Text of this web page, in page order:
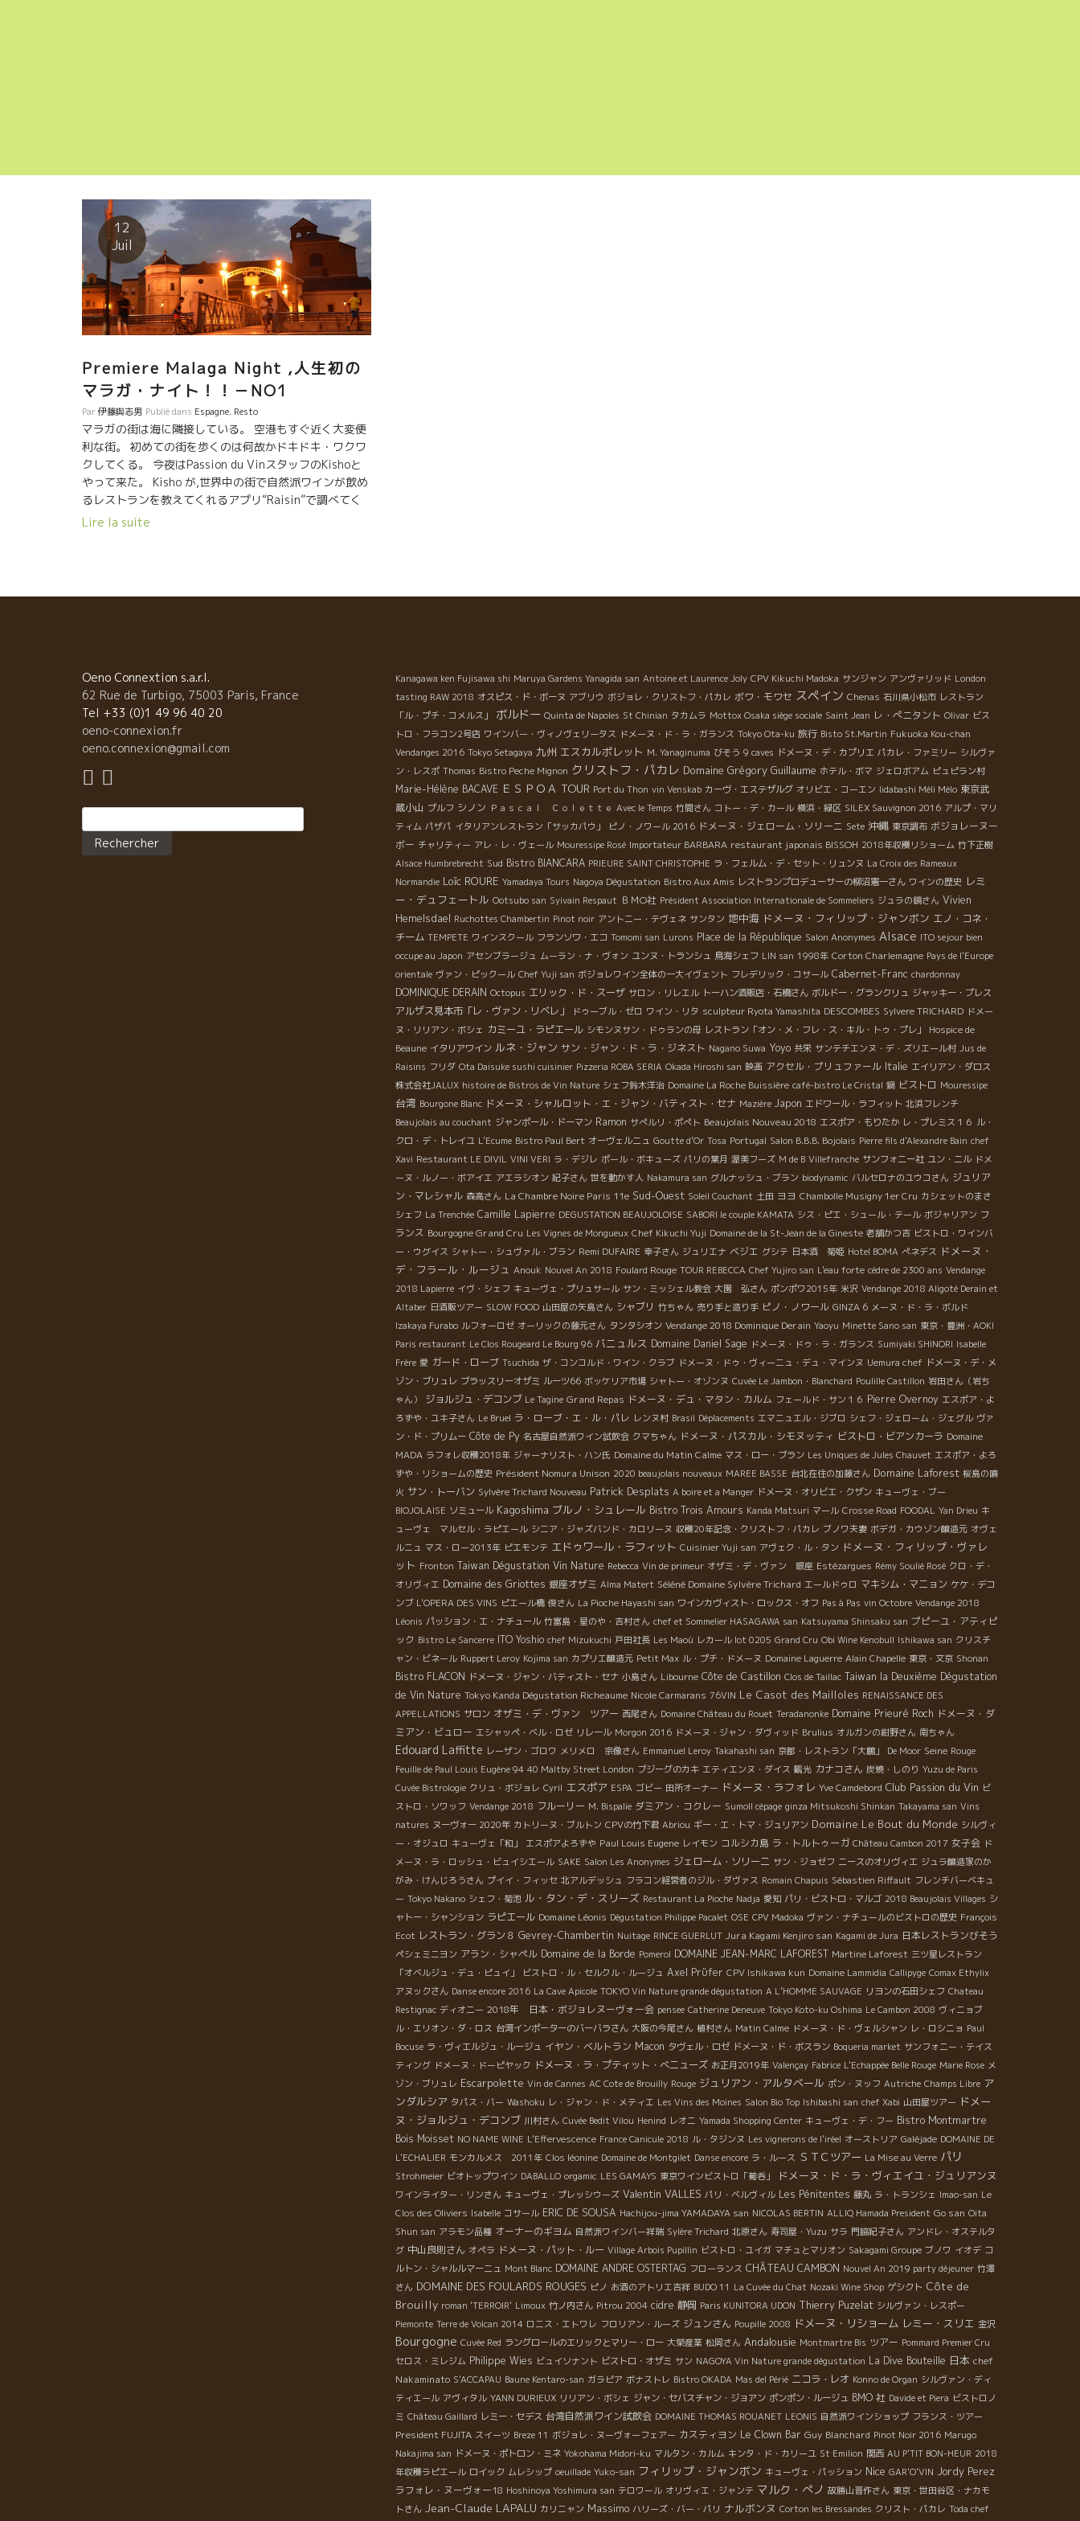
12
Juil
Premiere Malaga Night ,人生初の
マラガ・ナイト！！－NO1
Par伊藤與志男 Publié dans Espagne, Resto
マラガの街は海に隣接している。 空港もすぐ近く大変便
利な街。 初めての街を歩くのは何故かドキドキ・ワクワ
クしてくる。 今夜はPassion du VinスタッフのKishoと
やって来た。 Kisho が,世界中の街で自然派ワインが飲め
るレストランを教えてくれるアプリ“Raisin”で調べてく
れた。 マラガにも自然派ワインが飲めるビストロがある
る。 Kishoの先導で街の中心を歩く。 アンダルシアの夕
食は遅い。 １０時ごろからレストランが込んで来る。 テ
ラスで簡単なものを食べながら楽しむタパス・バーがい
たるところにある。 小路に入ったところ
に粋な店が見えてきた。 そこが自然派ワインが飲めるレ
た。 もうオープンして１５年もたっているとのこと。 店
類のワインが、今夜グラスワインとして提供されている
もの。 客席は２階になっている。 ほぼ満員だった。 海
Lire la suite
Oeno Connextion s.a.r.l.
62 Rue de Turbigo, 75003 Paris, France
Tel +33 (0)1 49 96 40 20
oeno-connexion.fr
oeno.connexion@gmail.com
Kanagawa ken Fujisawa shi Maruya Gardens Yanagida san Antoine et Laurence Joly CPV Kikuchi Madoka サンジャン アンヴァリッド London
tasting RAW 2018 オスピス・ド・ボーヌ アブリウ ボジョレ・クリストフ・パカレ ボワ・モワセ スペイン Chenas 石川県小松市 レストラン
「ル・プチ・コメルス」
ボルドー Quinta de Napoles St Chinian タカムラ Mottox Osaka siège sociale Saint Jean レ・ぺニタント Olivar ビス
トロ・フラコン2号店 ワインバー・ヴィノヴェリータス ドメーヌ・ド・ラ・ガランス Tokyo Ota-ku 旅行 Bisto St.Martin Fukuoka Kou-chan
Vendanges 2016 Tokyo Setagaya 九州 エスカルポレット M. Yanaginuma びそう 9 caves ドメーヌ・デ・カプリエ パカレ・ファミリー シルヴァ
ン・レスポ Thomas Bistro Peche Mignon クリストフ・パカレ Domaine Grégory Guillaume ホテル・ボマ ジェロボアム ピュピラン村
Marie-Hélène BACAVE ＥＳＰＯＡ TOUR Port du Thon vin Venskab カーヴ・エステザルグ オリビエ・コーエン Iidabashi Méli Mélo 東京武
蔵小山 プルフ シノン Ｐａｓｃａｌ Ｃｏｌｅｔｔｅ Avec le Temps 竹間さん コトー・デ・カール 横浜・緑区 SILEX Sauvignon 2016 アルプ・マリ
ティム パザパ イタリアンレストラン「サッカパウ」 ピノ・ノワール 2016 ドメーヌ・ジェローム・ソリーニ Sete 沖縄 東京調布 ボジョレーヌー
ボー チャリティー アレ・レ・ヴェール Mouressipe Rosé Importateur BARBARA restaurant japonais BISSOH 2018年収穫リショーム 竹下正樹
Alsace Humbrebrecht Sud Bistro BIANCARA PRIEURE SAINT CHRISTOPHE ラ・フェルム・デ・セット・リュンヌ La Croix des Rameaux
Normandie Loïc ROURE Yamadaya Tours Nagoya Dégustation Bistro Aux Amis レストランプロデューサーの柳沼憲一さん ワインの歴史 レミ
ー・デュフェートル Ootsubo san Syivain Respaut ＢＭО社 Président Association Internationale de Sommeliers ジュラの鏡さん Vivien
Hemelsdael Ruchottes Chambertin Pinot noir アントニー・テヴェネ サンタン 地中海 ドメーヌ・フィリップ・ジャンボン エノ・コネ・
チーム TEMPETE ワインスクール フランソワ・エコ Tomomi san Lurons Place de la République Salon Anonymes Alsace ITO sejour bien
occupe au Japon アセンブラージュ ムーラン・ナ・ヴォン ユンヌ・トランシュ 鳥海シェフ LIN san 1998年 Corton Charlemagne Pays de l'Europe
orientale ヴァン・ピックール Chef Yuji san ボジョレワイン全体の一大イヴェント フレデリック・コサール Cabernet-Franc chardonnay
DOMINIQUE DERAIN Octopus エリック・ド・スーザ サロン・リレエル トーハン酒販店・石橋さん ボルドー・グランクリュ ジャッキー・プレス
アルザス見本市「レ・ヴァン・リベレ」 ドゥーブル・ゼロ ワイン・リタ sculpteur Ryota Yamashita DESCOMBES Sylvere TRICHARD ドメー
ヌ・リリアン・ボシェ カミーユ・ラピエール シモンヌサン・ドゥランの母 レストラン「オン・メ・フレ・ス・キル・トゥ・プレ」
Hospice de
Beaune イタリアワイン ルネ・ジャン サン・ジャン・ド・ラ・ジネスト Nagano Suwa Yoyo 共栄 サンテチエンヌ・デ・ズリエール村 Jus de
Raisins フリダ Ota Daisuke sushi cuisinier Pizzeria ROBA SERIA Okada Hiroshi san 映画 アクセル・プリュファール Italie エイリアン・ダロス
株式会社JALUX histoire de Bistros de Vin Nature シェフ鈴木洋治 Domaine La Roche Buissière café-bistro Le Cristal 鍋 ビストロ Mouressipe
台湾 Bourgone Blanc ドメーヌ・シャルロット・エ・ジャン・バティスト・セナ Mazière Japon エドワール・ラフィット 北浜フレンチ
Beaujolais au couchant ジャンポール・ドーマン Ramon サぺルリ・ポぺト Beaujolais Nouveau 2018 エスポア・もりたか レ・プレミス１６ ル・
クロ・デ・トレイユ L'Ecume Bistro Paul Bert オーヴェルニュ Goutte d’Or Tosa Portugal Salon B.B.B. Bojolais Pierre fils d'Alexandre Bain chef
Xavi Restaurant LE DIVIL VINI VERI ラ・デジレ ポール・ボキューズ パリの葉月 渥美フーズ M de B Villefranche サンフォニー社 ユン・ニル ドメ
ーヌ・ルノー・ボアイエ アエラシオン 紀子さん 世を動かす人 Nakamura san グルナッシュ・ブラン biodynamic バルセロナのユウコさん ジュリア
ン・マレシャル 森高さん La Chambre Noire Paris 11e Sud-Ouest Soleil Couchant 土田 ヨヨ Chambolle Musigny 1er Cru カシェットのまさ
シェフ La Trenchée Camille Lapierre DEGUSTATION BEAUJOLOISE SABORI le couple KAMATA シス・ピエ・シュール・テール ボジャリアン フ
ランス Bourgogne Grand Cru Les Vignes de Mongueux Chef Kikuchi Yuji Domaine de la St-Jean de la Gineste 老舗かつ吉 ビストロ・ワインバ
ー・ウグイス シャトー・シュヴァル・ブラン Remi DUFAIRE 幸子さん ジュリエナ ベジエ グシテ 日本酒 菊姫 Hotel BOMA ぺネデス ドメーヌ・
デ・フラール・ルージュ Anouk Nouvel An 2018 Foulard Rouge TOUR REBECCA Chef Yujiro san L'eau forte cèdre de 2300 ans Vendange
2018 Lapierre イヴ・シェフ キューヴェ・プリュサール サン・ミッシェル教会 大園 弘さん ポンポワ2015年 米沢 Vendange 2018 Aligoté Derain et
Altaber 日酒販ツアー SLOW FOOD 山田屋の矢島さん シャブリ 竹ちゃん 売り手と造り手 ピノ・ノワール GINZA 6 メーヌ・ド・ラ・ボルド
Izakaya Furabo ルフォーロゼ オーリックの藤元さん タンタシオン Vendange 2018 Dominique Derain Yaoyu Minette Sano san 東京・豊洲・AOKI
Paris restaurant Le Clos Rougeard Le Bourg 96 バニュルス Domaine Daniel Sage ドメーヌ・ドゥ・ラ・ガランス Sumiyaki SHINORI Isabelle
Frère 愛 ガード・ローブ Tsuchida ザ・コンコルド・ワイン・クラブ ドメーヌ・ドゥ・ヴィーニュ・デュ・マインヌ Uemura chef ドメーヌ・デ・メ
ゾン・ブリュレ ブラッスリーオザミ ルーツ66 ボッケリア市場 シャトー・オゾンヌ Cuvée Le Jambon・Blanchard Poulille Castillon 岩田さん（岩ち
ゃん）
ジョルジュ・デコンブ Le Tagine Grand Repas ドメーヌ・デュ・マタン・カルム フェールド・サン１６ Pierre Overnoy エスポア・よ
ろずや・ユキ子さん Le Bruel ラ・ローブ・エ・ル・パレ レンヌ村 Brasil Déplacements エマニュエル・ジブロ シェフ・ジェローム・ジェグル ヴァ
ン・ド・プリムー Côte de Py 名古屋自然派ワイン試飲会 クマちゃん ドメーヌ・パスカル・シモヌッティ ビストロ・ビアンカーラ Domaine
MADA ラフォレ収穫2018年 ジャーナリスト・ハン氏 Domaine du Matin Calme マス・ロー・ブラン Les Uniques de Jules Chauvet エスポア・よろ
ずや・リショームの歴史 Président Nomura Unison 2020 beaujolais nouveaux MAREE BASSE 台北在住の加藤さん Domaine Laforest 桜島の噴
火 サン・トーバン Sylvère Trichard Nouveau Patrick Desplats A boire et a Manger ドメーヌ・オリビエ・クザン キューヴェ・ブー
BIOJOLAISE ソミュール Kagoshima ブルノ・シュレール Bistro Trois Amours Kanda Matsuri マール Crosse Road FOODAL Yan Drieu キ
ューヴェ マルセル・ラピエール シニア・ジャズバンド・カロリーヌ 収穫20年記念・クリストフ・パカレ ブノワ夫妻 ボデガ・カウゾン醸造元 オヴェ
ルニュ マス・ロー2013年 ピエモンテ エドゥワール・ラフィット Cuisinier Yuji san アヴェク・ル・タン ドメーヌ・フィリップ・ヴァレ
ット Fronton Taiwan Dégustation Vin Nature Rebecca Vin de primeur オザミ・デ・ヴァン 銀座 Estézargues Rémy Soulié Rosé クロ・デ・
オリヴィエ Domaine des Griottes 銀座オザミ Alma Matert Séléné Domaine Sylvère Trichard エールドゥロ マキシム・マニョン ケケ・デコ
ンブ L'OPERA DES VINS ピエール橋 俊さん La Pioche Hayashi san ワインカヴィスト・ロックス・オフ Pas à Pas vin Octobre Vendange 2018
Léonis パッション・エ・ナチュール 竹富島・星のや・吉村さん chef et Sommelier HASAGAWA san Katsuyama Shinsaku san プピーユ・アティピ
ック Bistro Le Sancerre ITO Yoshio chef Mizukuchi 戸田社長 Les Maoù レカール lot 0205 Grand Cru Obi Wine Kenobull Ishikawa san クリスチ
ャン・ビネール Ruppert Leroy Kojima san カプリエ醸造元 Petit Max ル・プチ・ドメーヌ Domaine Laguerre Alain Chapelle 東京・文京 Shonan
Bistro FLACON ドメーヌ・ジャン・バティスト・セナ 小島さん Libourne Côte de Castillon Clos de Taillac Taiwan la Deuxième Dégustation
de Vin Nature Tokyo Kanda Dégustation Richeaume Nicole Carmarans 76VIN Le Casot des Mailloles RENAISSANCE DES
APPELLATIONS サロン オザミ・デ・ヴァン ツアー 西尾さん Domaine Château du Rouet Teradanonke Domaine Prieuré Roch ドメーヌ・ダ
ミアン・ビュロー エシャッペ・ベル・ロゼ リレール Morgon 2016 ドメーヌ・ジャン・ダヴィッド Brulius オルガンの紺野さん 南ちゃん
Edouard Laffitte レーザン・ゴロワ メリメロ 宗像さん Emmanuel Leroy Takahashi san 京都・レストラン「大鵬」 De Moor Seine Rouge
Feuille de Paul Louis Eugène 94 40 Maltby Street London ブジーグのカキ エティエンヌ・ダイス 観光 カナコさん 炭焼・しのり Yuzu de Paris
Cuvée Bistrologie クリュ・ボジョレ Cyril エスポア ESPA ゴビー 田所オーナー ドメーヌ・ラフォレ Yve Camdebord Club Passion du Vin ビ
ストロ・ソワッフ Vendange 2018 フルーリー M. Bispalie ダミアン・コクレー Sumoll cépage ginza Mitsukoshi Shinkan Takayama san Vins
natures ヌーヴォー 2020年 カトリーヌ・ブルトン CPVの竹下君 Abriou ギー・エ・トマ・ジュリアン Domaine Le Bout du Monde シルヴィ
ー・オジュロ キューヴェ「和」 エスポアよろずや Paul Louis Eugene レイモン コルシカ島 ラ・トルトゥーガ Château Cambon 2017 女子会 ド
メーヌ・ラ・ロッシュ・ビュイシエール SAKE Salon Les Anonymes ジェローム・ソリーニ サン・ジョゼフ ニースのオリヴィエ ジュラ醸造家のか
がみ・けんじろうさん プイイ・フィッセ 北アルデッシュ フラコン経営者のジル・ダヴァス Romain Chapuis Sébastien Riffault フレンチバーベキュ
ー Tokyo Nakano シェフ・菊池 ル・タン・デ・スリーズ Restaurant La Pioche Nadja 愛知 パリ・ビストロ・マルゴ 2018 Beaujolais Villages シ
ャトー・シャンション ラピエール Domaine Léonis Dégustation Philippe Pacalet OSE CPV Madoka ヴァン・ナチュールのビストロの歴史 François
Ecot レストラン・グラン８ Gevrey-Chambertin Nuitage RINCE GUERLUT Jura Kagami Kenjiro san Kagami de Jura 日本レストランびそう
ペシェミニヨン アラン・シャペル Domaine de la Borde Pomerol DOMAINE JEAN-MARC LAFOREST Martine Laforest 三ツ星レストラン
「オベルジュ・デュ・ピュイ」
ビストロ・ル・セルクル・ルージュ Axel Prϋfer CPV Ishikawa kun Domaine Lammidia Callipyge Comax Ethylix
アヌックさん Danse encore 2016 La Cave Apicole TOKYO Vin Nature grande dégustation A L’HOMME SAUVAGE リヨンの石田シェフ Chateau
Restignac ディオニー 2018年 日本・ボジョレヌーヴォー会 pensee Catherine Deneuve Tokyo Koto-ku Oshima Le Cambon 2008 ヴィニョブ
ル・エリオン・ダ・ロス 台湾インポーターのバーバラさん 大阪の今尾さん 植村さん Matin Calme ドメーヌ・ド・ヴェルシャン レ・ロシニョ Paul
Bocuse ラ・ヴィエルジュ・ルージュ イヤン・ベルトラン Macon タヴェル・ロゼ ドメーヌ・ド・ボスラン Boqueria market サンフォニー・テイス
ティング ドメーヌ・ドーピヤック ドメーヌ・ラ・プティット・べニューズ お正月2019年 Valençay Fabrice L'Echappée Belle Rouge Marie Rose メ
ゾン・ブリュレ Escarpolette Vin de Cannes AC Cote de Brouilly Rouge ジュリアン・アルタベール ポン・ヌッフ Autriche Champs Libre ア
ンダルシア タパス・バー Washoku レ・ジャン・ド・メティエ Les Vins des Moines Salon Bio Top Ishibashi san chef Xabi 山田屋ツアー ドメー
ヌ・ジョルジュ・デコンブ 川村さん Cuvée Bedit Vilou Henind レオニ Yamada Shopping Center キューヴェ・デ・フー Bistro Montmartre
Bois Moisset NO NAME WINE L'Effervescence France Canicule 2018 ル・タジンヌ Les vignerons de l'iréel オーストリア Galéjade DOMAINE DE
L'ECHALIER モンカルメス 2011年 Clos léonine Domaine de Montgilet Danse encore ラ・ルース ＳＴＣツアー La Mise au Verre パリ
Strohmeier ビオトップワイン DABALLO orgamic LES GAMAYS 東京ワインビストロ「葡呑」 ドメーヌ・ド・ラ・ヴィエイユ・ジュリアンヌ
ワインライター・リンさん キューヴェ・プレッシウーズ Valentin VALLES パリ・ベルヴィル Les Pénitentes 藤丸 ラ・トランシェ Imao-san Le
Clos des Oliviers Isabelle コサール ERIC DE SOUSA Hachijou-jima YAMADAYA san NICOLAS BERTIN ALLIQ Hamada President Go san Oita
Shun san アラモン品種 オーナーのギヨム 自然派ワインバー祥瑞 Sylère Trichard 北原さん 寿司屋・Yuzu サラ 門脇紀子さん アンドレ・オステルタ
グ 中山良則さん オペラ ドメーヌ・パット・ルー Village Arbois Pupillin ビストロ・ユイガ マチュとマリオン Sakagami Groupe ブノワ イオデ コ
ルトン・シャルルマーニュ Mont Blanc DOMAINE ANDRE OSTERTAG フローランス CHÂTEAU CAMBON Nouvel An 2019 party déjeuner 竹澤
さん DOMAINE DES FOULARDS ROUGES ピノ お酒のアトリエ吉祥 BUDO 11 La Cuvée du Chat Nozaki Wine Shop ゲシクト Côte de
Brouilly roman 'TERROIR' Limoux 竹ノ内さん Pitrou 2004 cidre 静岡 Paris KUNITORA UDON Thierry Puzelat シルヴァン・レスポー
Piemonte Terre de Volcan 2014 ロニス・エトワレ フロリアン・ルーズ ジュンさん Poupille 2008 ドメーヌ・リショーム レミー・スリエ 金沢
Bourgogne Cuvée Red ラングロールのエリックとマリー・ロー 大榮産業 松岡さん Andalousie Montmartre Bis ツアー Pommard Premier Cru
セロス・ミレジム Philippe Wies ビュイソナント ビストロ・オザミ サン NAGOYA Vin Nature grande dégustation La Dive Bouteille 日本 chef
Nakaminato S'ACCAPAU Baune Kentaro-san ガラピア ボナストレ Bistro OKADA Mas del Périé ニコラ・レオ Konno de Organ シルヴァン・ディ
ティエール アヴィタル YANN DURIEUX リリアン・ボシェ ジャン・セバスチャン・ジョアン ポンポン・ルージュ BMO 社 Davide et Piera ビストロノ
ミ Château Gaillard レミー・セデス 台湾自然派ワイン試飲会 DOMAINE THOMAS ROUANET LEONIS 自然派ワインショップ フランス・ツアー
President FUJITA スイーツ Breze 11 ボジョレ・ヌーヴォーフェアー カスティヨン Le Clown Bar Guy Blanchard Pinot Noir 2016 Marugo
Nakajima san ドメーヌ・ポトロン・ミネ Yokohama Midori-ku マルタン・カルム キンタ・ド・カリーユ St Emilion 関西 AU P'TIT BON-HEUR 2018
年収穫ラピエール ロイック ムレシップ oeuillade Yuko-san フィリップ・ジャンボン キューヴェ・パッション Nice GAR'O'VIN Jordy Perez
ラフォレ・ヌーヴォー18 Hoshinoya Yoshimura san テロワール オリヴィエ・ジャンテ マルク・ぺノ 故勝山晋作さん 東京・世田谷区・ナカモ
トさん Jean-Claude LAPALU カリニャン Massimo ハリーズ・バー・パリ ナルボンヌ Corton les Bressandes クリスト・パカレ Toda chef